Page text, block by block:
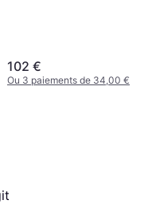
102 €
Ou 3 paiements de 34,00 €